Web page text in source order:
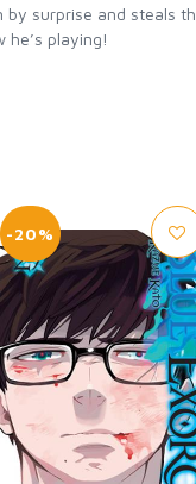
by surprise and steals
he’s playing!
-20%